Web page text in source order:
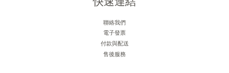
聯絡我們
電子發票
付款與配送
售後服務